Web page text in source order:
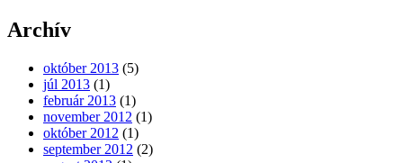
Archív
október 2013 (5)
júl 2013 (1)
február 2013 (1)
november 2012 (1)
október 2012 (1)
september 2012 (2)